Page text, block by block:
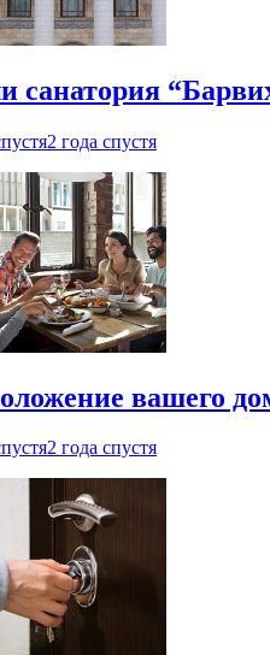
санатория
2 года спустя
вашего
2 года спустя